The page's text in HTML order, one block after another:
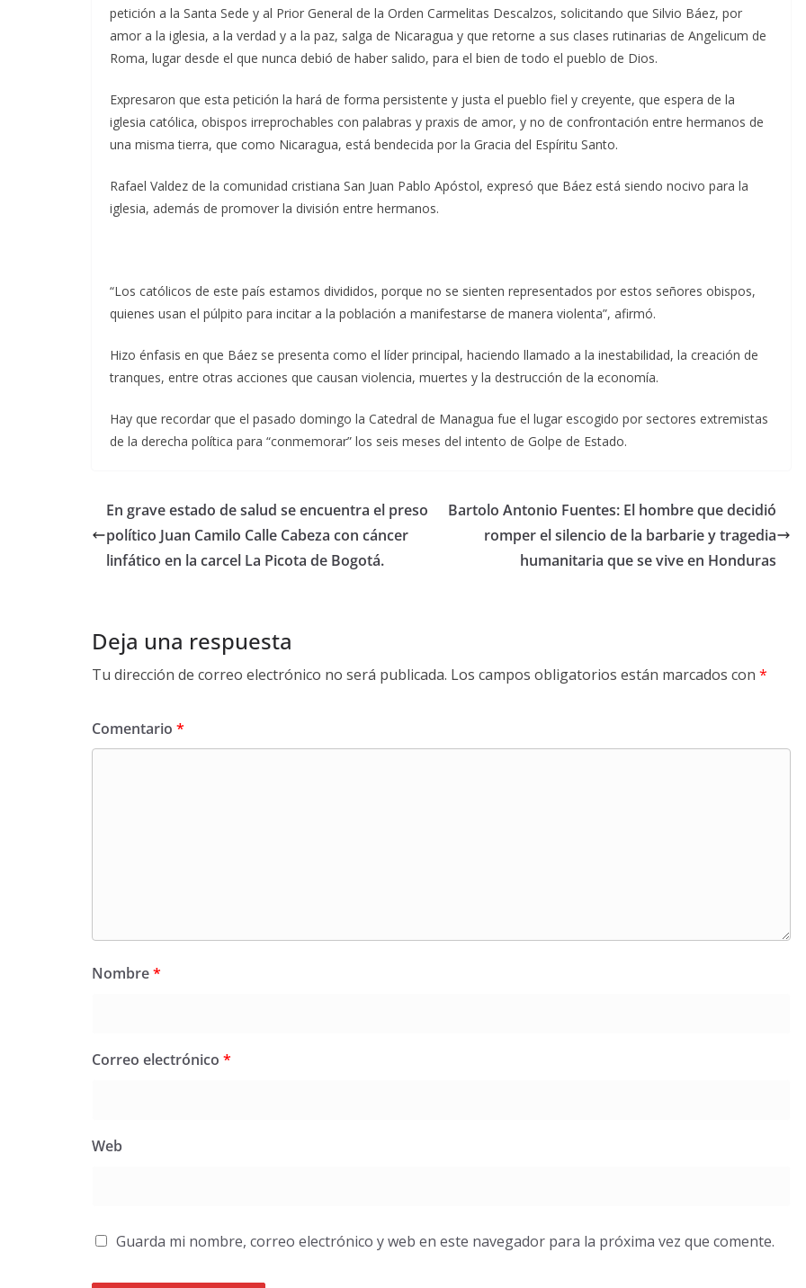
petición a la Santa Sede y al Prior General de la Orden Carmelitas Descalzos, solicitando que Silvio Báez, por
amor a la iglesia, a la verdad y a la paz, salga de Nicaragua y que retorne a sus clases rutinarias de Angelicum de
Roma, lugar desde el que nunca debió de haber salido, para el bien de todo el pueblo de Dios.
Expresaron que esta petición la hará de forma persistente y justa el pueblo fiel y creyente, que espera de la
iglesia católica, obispos irreprochables con palabras y praxis de amor, y no de confrontación entre hermanos de
una misma tierra, que como Nicaragua, está bendecida por la Gracia del Espíritu Santo.
Rafael Valdez de la comunidad cristiana San Juan Pablo Apóstol, expresó que Báez está siendo nocivo para la
iglesia, además de promover la división entre hermanos.
“Los católicos de este país estamos divididos, porque no se sienten representados por estos señores obispos,
quienes usan el púlpito para incitar a la población a manifestarse de manera violenta”, afirmó.
Hizo énfasis en que Báez se presenta como el líder principal, haciendo llamado a la inestabilidad, la creación de
tranques, entre otras acciones que causan violencia, muertes y la destrucción de la economía.
Hay que recordar que el pasado domingo la Catedral de Managua fue el lugar escogido por sectores extremistas
de la derecha política para “conmemorar” los seis meses del intento de Golpe de Estado.
En grave estado de salud se encuentra el preso
político Juan Camilo Calle Cabeza con cáncer
linfático en la carcel La Picota de Bogotá.
Bartolo Antonio Fuentes: El hombre que decidió
romper el silencio de la barbarie y tragedia
humanitaria que se vive en Honduras
Deja una respuesta
Tu dirección de correo electrónico no será publicada. Los campos obligatorios están marcados con *
Comentario *
Nombre*
Correo electrónico *
Web
Guarda mi nombre, correo electrónico y web en este navegador para la próxima vez que comente.